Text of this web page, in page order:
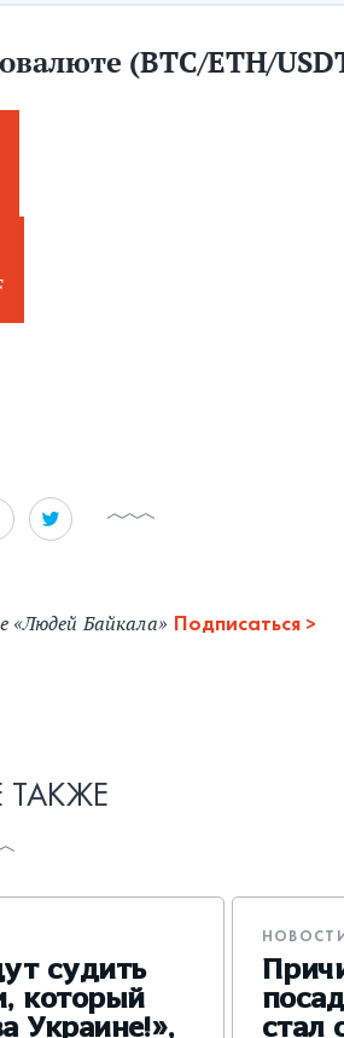
(BTC/ETH/
«Людей Байкала» Подписаться
ТАКЖЕ
судить
который
Украине!»,
стал